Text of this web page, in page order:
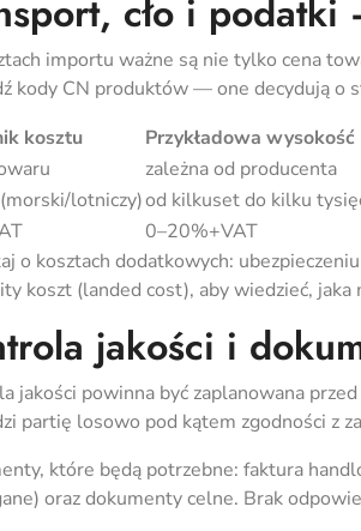
cło i
importu ważne są nie tylko cena
kody CN produktów — one decydują o
kosztu
Przykładowa wysokość
zależna od producenta
lotniczy)od kilkuset do kilku
0–20%+VAT
o kosztach dodatkowych:
koszt (landed cost), aby wiedzieć, jaka
jakości i
jakości powinna być zaplanowana
partię losowo pod kątem zgodności z
które będą potrzebne: faktura
oraz dokumenty celne. Brak